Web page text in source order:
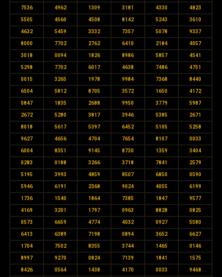
7536 4962 1309 3181 4330 4823
5505 4560 4508 8142 5243 3610
4632 5459 3332 7357 5078 9337
8000 7702 2762 6410 2184 4057
3018 0094 1826 8986 5857 4541
5298 7702 6017 4638 7486 4751
0015 3265 1978 9984 7368 8440
6504 5812 8705 3572 1650 4172
0847 1835 2688 9950 3779 5987
2672 5280 3817 3946 5385 2671
8018 5617 5397 6452 5105 5258
9627 4656 4704 7654 8107 0033
6004 8351 9145 8730 1359 3404
0283 0188 3266 3718 7841 2579
5195 3993 4859 8507 6850 0590
5946 6191 2368 9024 4055 6199
1736 1540 1864 7385 1847 9577
4169 3201 1797 0963 8828 0825
0573 6659 4774 4032 0927 5580
6413 6389 7198 0894 3652 6627
1704 7502 8355 3744 1465 0146
8997 9270 0824 7139 1841 1575
8426 0564 1438 4170 0033 9468